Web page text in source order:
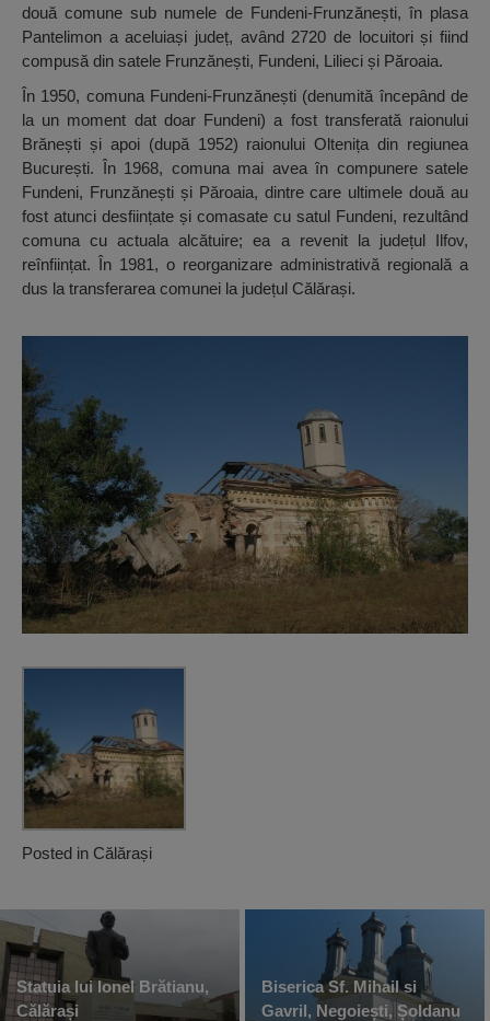
două comune sub numele de Fundeni-Frunzănești, în plasa
Pantelimon a aceluiași județ, având 2720 de locuitori și fiind
compusă din satele Frunzănești, Fundeni, Lilieci și Păroaia.
În 1950, comuna Fundeni-Frunzănești (denumită începând de
la un moment dat doar Fundeni) a fost transferată raionului
Brănești și apoi (după 1952) raionului Oltenița din regiunea
București. În 1968, comuna mai avea în compunere satele
Fundeni, Frunzănești și Păroaia, dintre care ultimele două au
fost atunci desființate și comasate cu satul Fundeni, rezultând
comuna cu actuala alcătuire; ea a revenit la județul Ilfov,
reînființat. În 1981, o reorganizare administrativă regională a
dus la transferarea comunei la județul Călărași.
Posted in Călărași
Statuia lui Ionel Brătianu,
Călărași
Biserica Sf. Mihail si
Gavril, Negoiești, Șoldanu